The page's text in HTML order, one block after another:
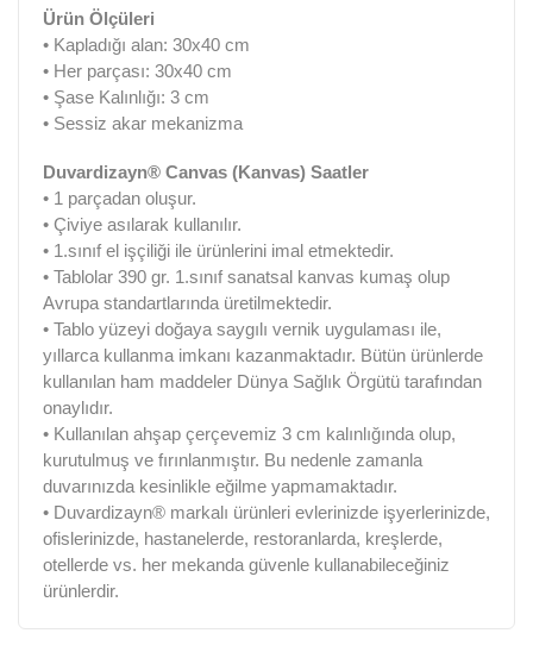
Ürün Ölçüleri
• Kapladığı alan: 30x40 cm
• Her parçası: 30x40 cm
• Şase Kalınlığı: 3 cm
• Sessiz akar mekanizma
Duvardizayn® Canvas (Kanvas) Saatler
• 1 parçadan oluşur.
• Çiviye asılarak kullanılır.
• 1.sınıf el işçiliği ile ürünlerini imal etmektedir.
• Tablolar 390 gr. 1.sınıf sanatsal kanvas kumaş olup
Avrupa standartlarında üretilmektedir.
• Tablo yüzeyi doğaya saygılı vernik uygulaması ile,
yıllarca kullanma imkanı kazanmaktadır. Bütün ürünlerde
kullanılan ham maddeler Dünya Sağlık Örgütü tarafından
onaylıdır.
• Kullanılan ahşap çerçevemiz 3 cm kalınlığında olup,
kurutulmuş ve fırınlanmıştır. Bu nedenle zamanla
duvarınızda kesinlikle eğilme yapmamaktadır.
• Duvardizayn® markalı ürünleri evlerinizde işyerlerinizde,
ofislerinizde, hastanelerde, restoranlarda, kreşlerde,
otellerde vs. her mekanda güvenle kullanabileceğiniz
ürünlerdir.